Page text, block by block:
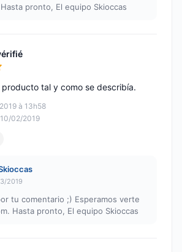
pronto, El equipo Skioccas
à 13h58
02/2019
tal y como se describía.
2019
tu comentario ;) Esperamos verte
Hasta pronto, El equipo Skioccas